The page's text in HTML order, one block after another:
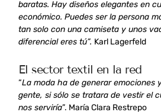
baratas. Hay diseños elegantes en
económico. Puedes ser la persona
tan solo con una camiseta y unos
diferencial eres tú”. Karl Lagerfeld
El sector textil en la red
“La moda ha de generar emociones
gente, si sólo se tratara de vestir el
nos serviría”. María Clara Restrepo